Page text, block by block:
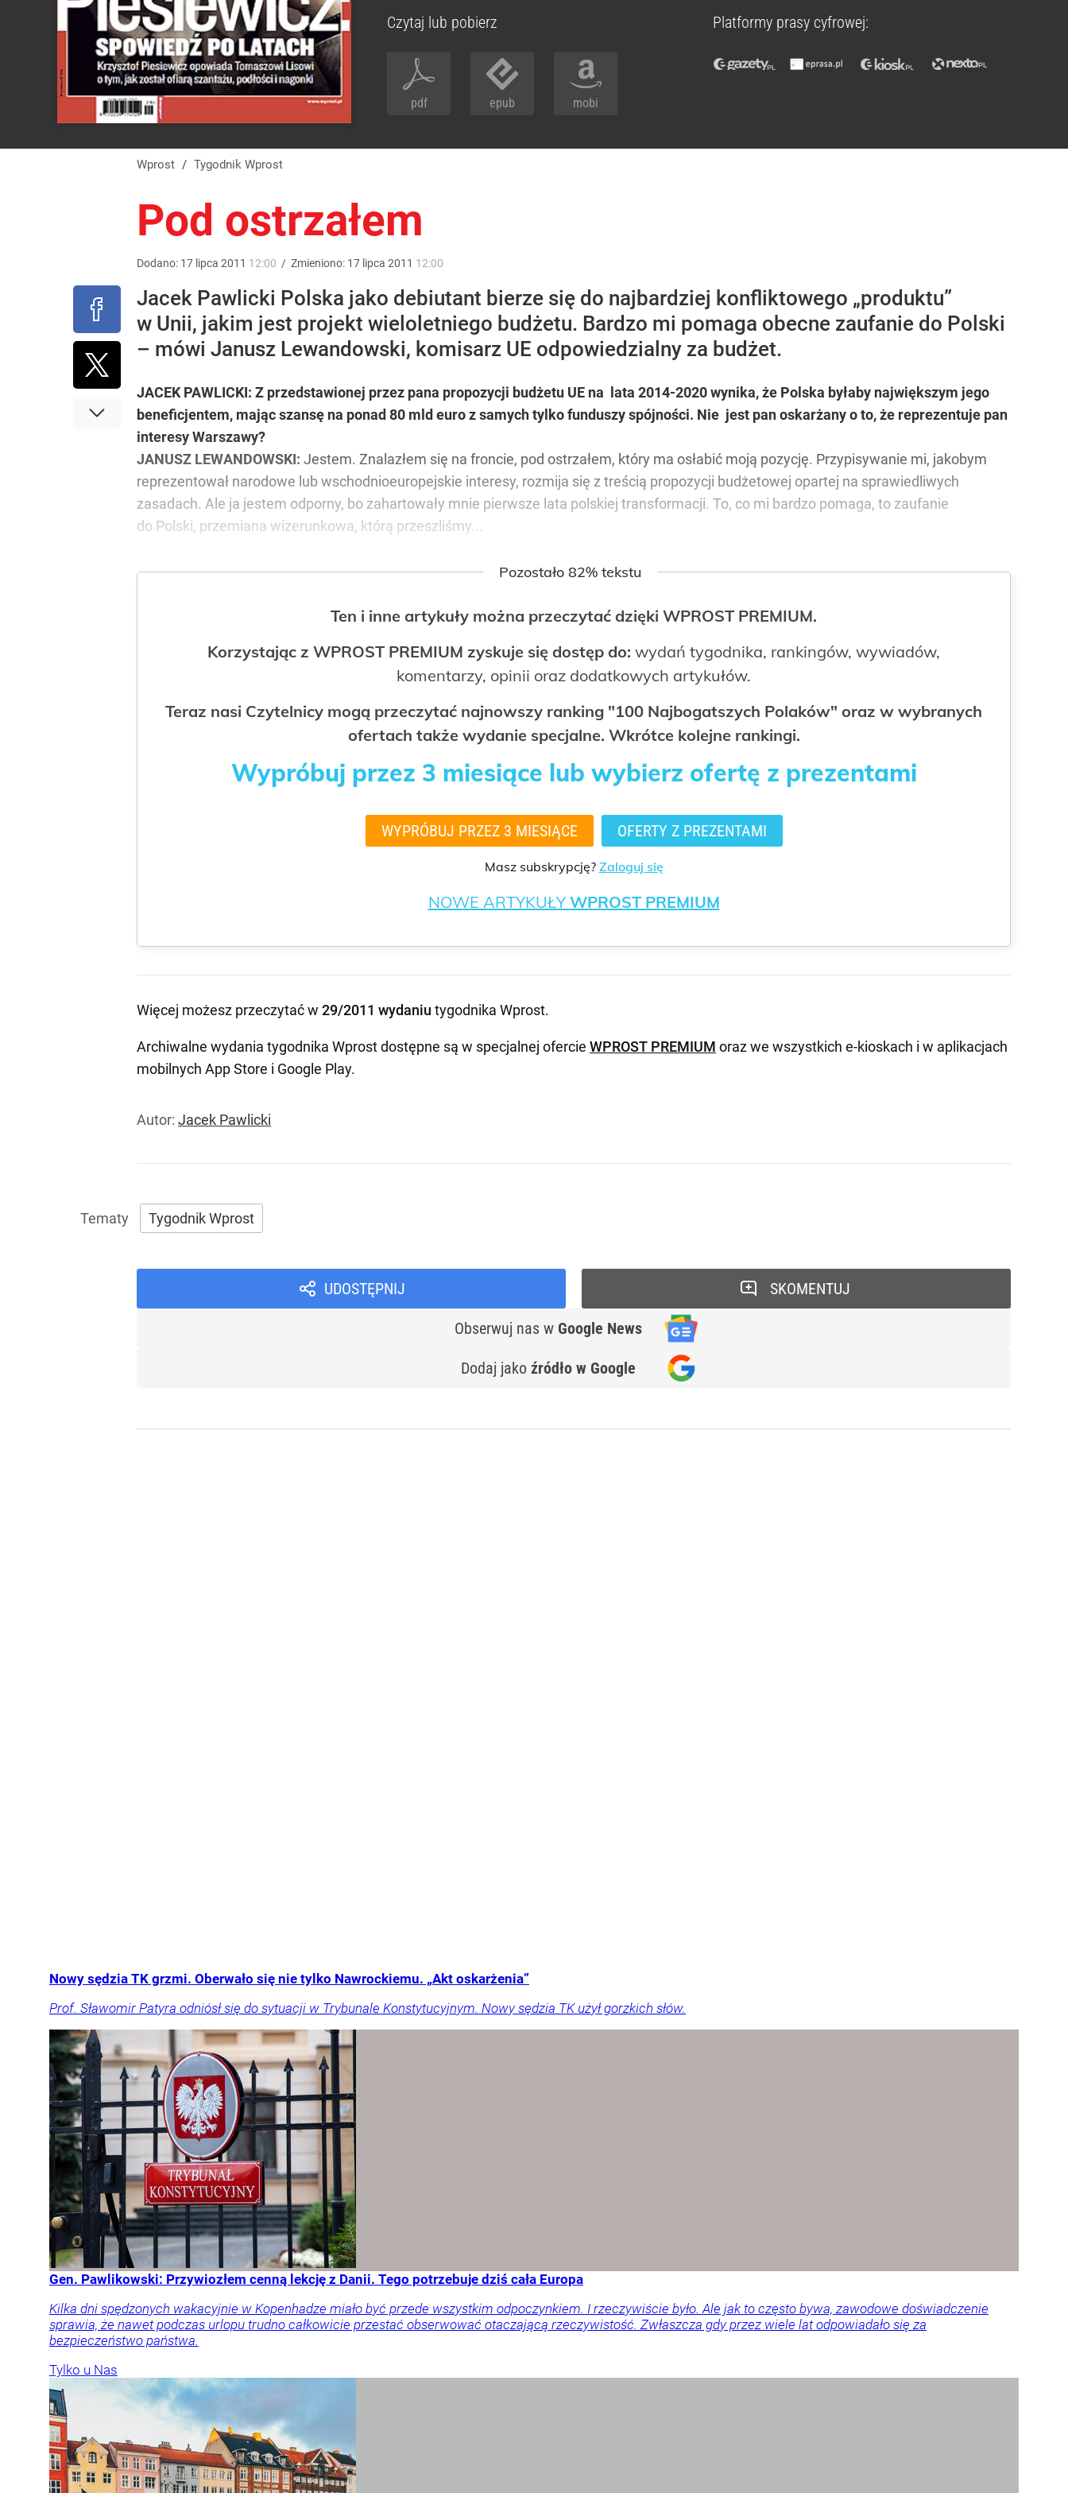
Czytaj lub pobierz
pdf epub mobi
Platformy prasy cyfrowej:
Wprost / Tygodnik Wprost
Pod ostrzałem
Dodano: 17 lipca 2011 12:00 / Zmieniono: 17 lipca 2011 12:00
Jacek Pawlicki Polska jako debiutant bierze się do najbardziej konfliktowego „produktu”
w Unii, jakim jest projekt wieloletniego budżetu. Bardzo mi pomaga obecne zaufanie do Polski
– mówi Janusz Lewandowski, komisarz UE odpowiedzialny za budżet.
JACEK PAWLICKI: Z przedstawionej przez pana propozycji budżetu UE na lata 2014-2020 wynika, że Polska byłaby największym jego
beneficjentem, mając szansę na ponad 80 mld euro z samych tylko funduszy spójności. Nie jest pan oskarżany o to, że reprezentuje pan
interesy Warszawy?
JANUSZ LEWANDOWSKI: Jestem. Znalazłem się na froncie, pod ostrzałem, który ma osłabić moją pozycję. Przypisywanie mi, jakobym
reprezentował narodowe lub wschodnioeuropejskie interesy, rozmija się z treścią propozycji budżetowej opartej na sprawiedliwych
zasadach. Ale ja jestem odporny, bo zahartowały mnie pierwsze lata polskiej transformacji. To, co mi bardzo pomaga, to zaufanie
do Polski, przemiana wizerunkowa, którą przeszliśmy...
Pozostało 82% tekstu
Ten i inne artykuły można przeczytać dzięki WPROST PREMIUM.
Korzystając z WPROST PREMIUM zyskuje się dostęp do: wydań tygodnika, rankingów, wywiadów,
komentarzy, opinii oraz dodatkowych artykułów.
Teraz nasi Czytelnicy mogą przeczytać najnowszy ranking "100 Najbogatszych Polaków" oraz w wybranych
ofertach także wydanie specjalne. Wkrótce kolejne rankingi.
Wypróbuj przez 3 miesiące lub wybierz ofertę z prezentami
WYPRÓBUJ PRZEZ 3 MIESIĄCE OFERTY Z PREZENTAMI
Masz subskrypcję? Zaloguj się
NOWE ARTYKUŁYWPROST PREMIUM
Więcej możesz przeczytać w 29/2011 wydaniu tygodnika Wprost.
Archiwalne wydania tygodnika Wprost dostępne są w specjalnej ofercie WPROST PREMIUM oraz we wszystkich e-kioskach i w aplikacjach
mobilnych App Store i Google Play.
Autor: Jacek Pawlicki
Tygodnik Wprost
UDOSTĘPNIJ
Obserwuj nas w Google News
Dodaj jako źródło w Google
SKOMENTUJ
Nowy sędzia TK grzmi. Oberwało się nie tylko Nawrockiemu. „Akt oskarżenia”
Prof. Sławomir Patyra odniósł się do sytuacji w Trybunale Konstytucyjnym. Nowy sędzia TK użył gorzkich słów.
Gen. Pawlikowski: Przywiozłem cenną lekcję z Danii. Tego potrzebuje dziś cała Europa
Kilka dni spędzonych wakacyjnie w Kopenhadze miało być przede wszystkim odpoczynkiem. I rzeczywiście było. Ale jak to często bywa, zawodowe doświadczenie
sprawia, że nawet podczas urlopu trudno całkowicie przestać obserwować otaczającą rzeczywistość. Zwłaszcza gdy przez wiele lat odpowiadało się za
bezpieczeństwo państwa.
Tylko u Nas